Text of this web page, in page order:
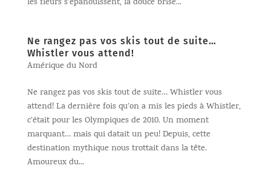
les fleurs s’épanouissent, la douce brise...
Ne rangez pas vos skis tout de suite…
Whistler vous attend!
Amérique du Nord
Ne rangez pas vos skis tout de suite… Whistler vous
attend! La dernière fois qu’on a mis les pieds à Whistler,
c’était pour les Olympiques de 2010. Un moment
marquant… mais qui datait un peu! Depuis, cette
destination mythique nous trottait dans la tête.
Amoureux du...